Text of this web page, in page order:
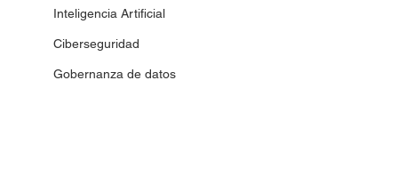
Inteligencia Artificial
Ciberseguridad
Gobernanza de datos